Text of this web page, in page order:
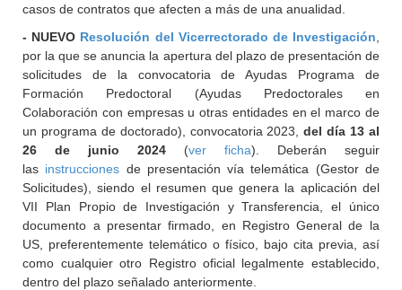
casos de contratos que afecten a más de una anualidad.
- NUEVO Resolución del Vicerrectorado de Investigación
por la que se anuncia la apertura del plazo de presentación de
solicitudes de la convocatoria de Ayudas Programa de
Formación Predoctoral (Ayudas Predoctorales en
Colaboración con empresas u otras entidades en el marco de
un programa de doctorado), convocatoria 2023,del día 13 al
26 de junio 2024 (ver ficha). Deberán seguir
las instrucciones de presentación vía telemática (Gestor de
Solicitudes), siendo el resumen que genera la aplicación del
VII Plan Propio de Investigación y Transferencia, el único
documento a presentar firmado, en Registro General de la
US, preferentemente telemático o físico, bajo cita previa, así
como cualquier otro Registro oficial legalmente establecido,
dentro del plazo señalado anteriormente.